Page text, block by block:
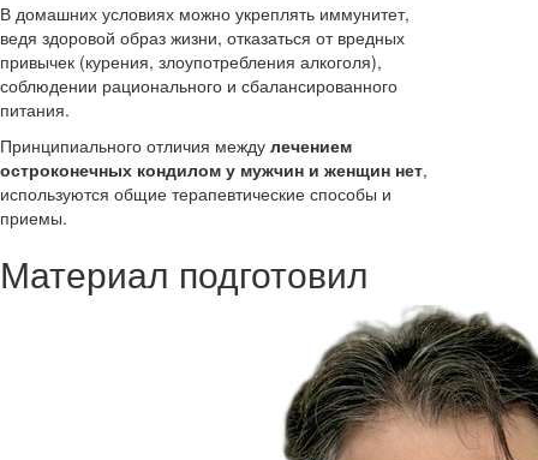
В домашних условиях можно укреплять иммунитет,
ведя здоровой образ жизни, отказаться от вредных
привычек (курения, злоупотребления алкоголя),
соблюдении рационального и сбалансированного
питания.
Принципиального отличия между лечением
остроконечных кондилом у мужчин и женщин нет,
используются общие терапевтические способы и
приемы.
Материал подготовил